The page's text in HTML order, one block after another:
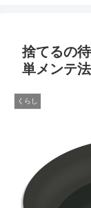
捨てるの
単メンテ法
くらし